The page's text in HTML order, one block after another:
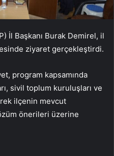
İl Başkanı Burak Demirel, il
ziyaret gerçekleştirdi.
program kapsamında
sivil toplum kuruluşları ve
ilçenin mevcut
önerileri üzerine